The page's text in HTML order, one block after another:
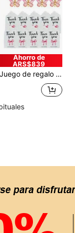
Ahorro de
ARS$839
Juego de regalo de 36 piezas/12 sets de llaveros de mariposa, 12 piezas de llaveros de acrílico morado, 12 piezas de tarjetas marrones y 12 piezas de bolsas de organza con cordón, adecuado para fiesta de revelación de género, cumpleaños, boda, fiesta de Navidad, regalo perfecto para colegas y amigos